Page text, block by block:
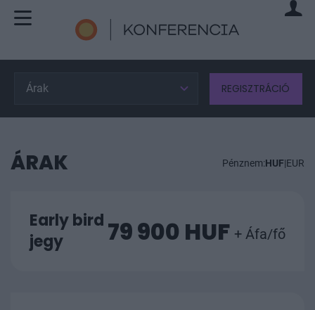
Árak REGISZTRÁCIÓ
ÁRAK Pénznem:HUF|EUR
Early bird
jegy
79 900 HUF + Áfa/fő